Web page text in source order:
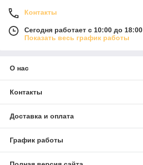
Контакты
Сегодня работает с 10:00 до 18:00
Показать весь график работы
О нас
Контакты
Доставка и оплата
График работы